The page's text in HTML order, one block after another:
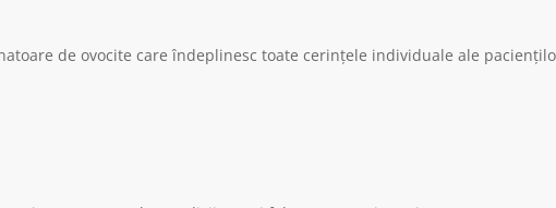
de ovocite care îndeplinesc toate cerințele individuale ale